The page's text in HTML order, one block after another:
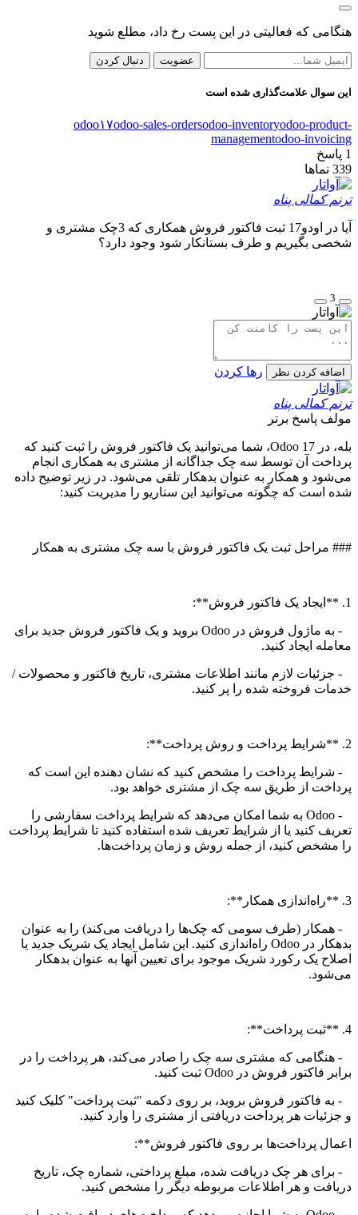
هنگامی که فعالیتی در این پست رخ داد، مطلع شوید
عضویت دنبال کردن
این سوال علامت‌گذاری شده است
odoo۱۷odoo-sales-ordersodoo-inventoryodoo-product-
managementodoo-invoicing
1 پاسخ
339 نماها
ترنم کمالی پناه
آیا در اودو17 ثبت فاکتور فروش همکاری که 3چک مشتری و
شخصی بگیریم و طرف بستانکار شود وجود دارد؟
3
اضافه کردن نظر رها کردن
ترنم کمالی پناه
مولف پاسخ برتر
بله، در Odoo 17، شما می‌توانید یک فاکتور فروش را ثبت کنید که
پرداخت آن توسط سه چک جداگانه از مشتری به همکاری انجام
می‌شود و همکار به عنوان بدهکار تلقی می‌شود. در زیر توضیح داده
شده است که چگونه می‌توانید این سناریو را مدیریت کنید:
### مراحل ثبت یک فاکتور فروش با سه چک مشتری به همکار
1. **ایجاد یک فاکتور فروش**:
- به ماژول فروش در Odoo بروید و یک فاکتور فروش جدید برای
معامله ایجاد کنید.
- جزئیات لازم مانند اطلاعات مشتری، تاریخ فاکتور و محصولات /
خدمات فروخته شده را پر کنید.
2. **شرایط پرداخت و روش پرداخت**:
- شرایط پرداخت را مشخص کنید که نشان دهنده این است که
پرداخت از طریق سه چک از مشتری خواهد بود.
- Odoo به شما امکان می‌دهد که شرایط پرداخت سفارشی را
تعریف کنید یا از شرایط تعریف شده استفاده کنید تا شرایط پرداخت
را مشخص کنید، از جمله روش و زمان پرداخت‌ها.
3. **راه‌اندازی همکار**:
- همکار (طرف سومی که چک‌ها را دریافت می‌کند) را به عنوان
بدهکار در Odoo راه‌اندازی کنید. این شامل ایجاد یک شریک جدید یا
اصلاح یک رکورد شریک موجود برای تعیین آنها به عنوان بدهکار
می‌شود.
4. **ثبت پرداخت**:
- هنگامی که مشتری سه چک را صادر می‌کند، هر پرداخت را در
برابر فاکتور فروش در Odoo ثبت کنید.
- به فاکتور فروش بروید، بر روی دکمه "ثبت پرداخت" کلیک کنید
و جزئیات هر پرداخت دریافتی از مشتری را وارد کنید.
اعمال پرداخت‌ها بر روی فاکتور فروش**:
- برای هر چک دریافت شده، مبلغ پرداختی، شماره چک، تاریخ
دریافت و هر اطلاعات مربوطه دیگر را مشخص کنید.